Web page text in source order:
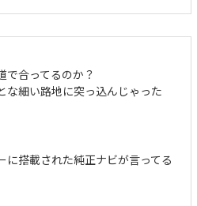
で合ってるのか？
な細い路地に突っ込んじゃった
に搭載された純正ナビが言ってる